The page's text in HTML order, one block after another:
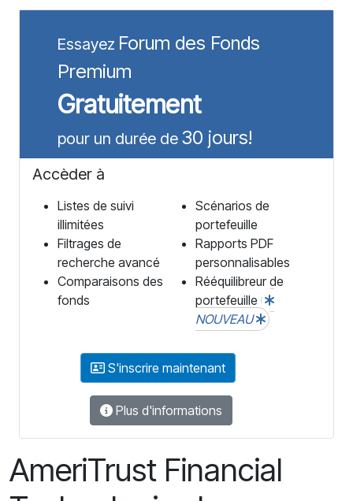
Essayez Forum des Fonds
Premium
Gratuitement
pour un durée de 30 jours!
Accèder à
Listes de suivi
illimitées
Filtrages de
recherche avancé
Comparaisons des
fonds
Scénarios de
portefeuille
Rapports PDF
personnalisables
Rééquilibreur de
portefeuille
NOUVEAU
S'inscrire maintenant
Plus d'informations
AmeriTrust Financial